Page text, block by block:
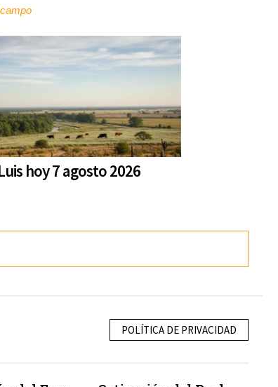
hoy 7 agosto 2026
POLÍTICA DE PRIVACIDAD